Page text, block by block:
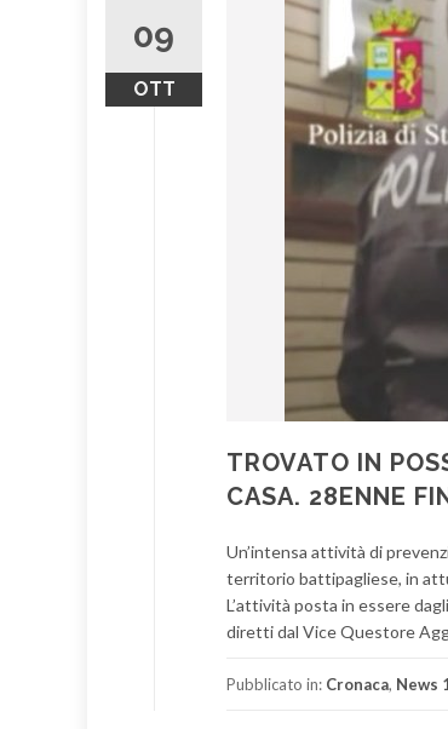
09
OTT
TROVATO IN
CASA. 28ENNE
Un’intensa attività di
territorio battipagliese, in
L’attività posta in essere
diretti dal Vice Questore
Pubblicato in: Cronaca, News